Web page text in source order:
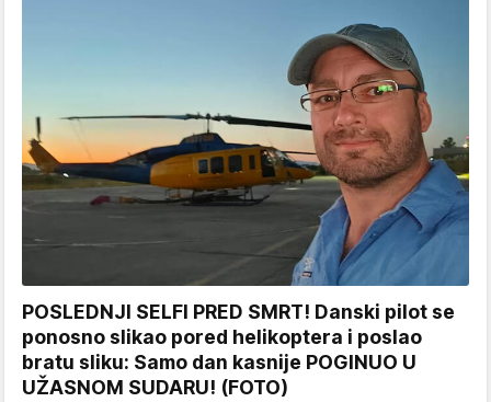
POSLEDNJI SELFI PRED SMRT! Danski pilot se
ponosno slikao pored helikoptera i poslao
bratu sliku: Samo dan kasnije POGINUO U
UŽASNOM SUDARU! (FOTO)